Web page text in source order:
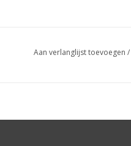
Aan verlanglijst toevoegen /